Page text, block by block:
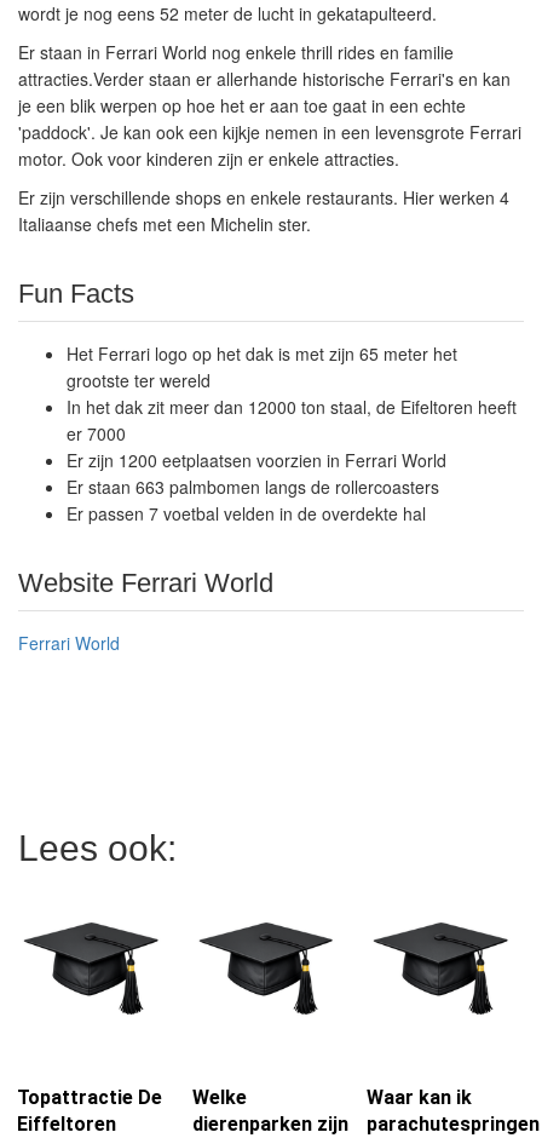
wordt je nog eens 52 meter de lucht in gekatapulteerd.
Er staan in Ferrari World nog enkele thrill rides en familie
attracties.Verder staan er allerhande historische Ferrari's en kan
je een blik werpen op hoe het er aan toe gaat in een echte
'paddock'. Je kan ook een kijkje nemen in een levensgrote Ferrari
motor. Ook voor kinderen zijn er enkele attracties.
Er zijn verschillende shops en enkele restaurants. Hier werken 4
Italiaanse chefs met een Michelin ster.
Fun Facts
Het Ferrari logo op het dak is met zijn 65 meter het
grootste ter wereld
In het dak zit meer dan 12000 ton staal, de Eifeltoren heeft
er 7000
Er zijn 1200 eetplaatsen voorzien in Ferrari World
Er staan 663 palmbomen langs de rollercoasters
Er passen 7 voetbal velden in de overdekte hal
Website Ferrari World
Ferrari World
Lees ook:
Topattractie De
Eiffeltoren
Welke
dierenparken zijn
Waar kan ik
parachutespringen